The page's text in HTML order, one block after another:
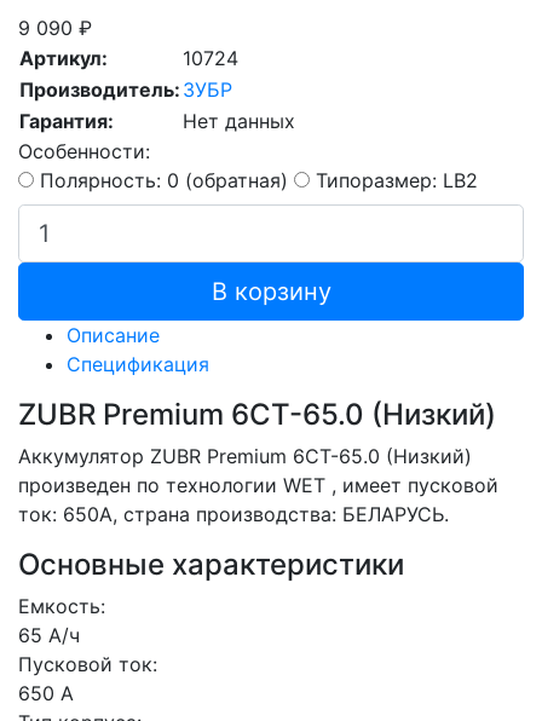
9 090 ₽
Артикул:
10724
Производитель: ЗУБР
Гарантия:
Нет данных
Особенности:
Полярность: 0 (обратная)
Типоразмер: LB2
В корзину
Описание
Спецификация
ZUBR Premium 6CT-65.0 (Низкий)
Аккумулятор ZUBR Premium 6CT-65.0 (Низкий)
произведен по технологии WET , имеет пусковой
ток: 650A, страна производства: БЕЛАРУСЬ.
Основные характеристики
Емкость:
65 А/ч
Пусковой ток:
650 А